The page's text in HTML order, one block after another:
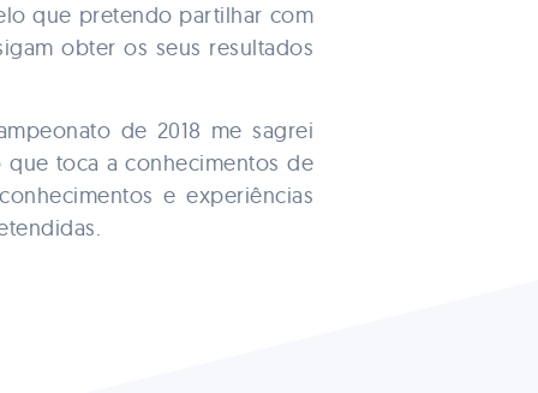
que pretendo partilhar com
obter os seus resultados
de 2018 me sagrei
toca a conhecimentos de
e experiências